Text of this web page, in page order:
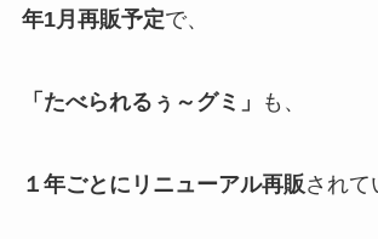
年1月再販予定で、
「たべられるぅ～グミ」 も、
１年ごとにリニューアル再販されて